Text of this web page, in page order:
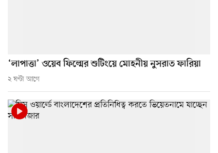
‘লাপাত্তা’ ওয়েব ফিল্মের শুটিংয়ে মোহনীয় নুসরাত ফারিয়া
২ ঘণ্টা আগে